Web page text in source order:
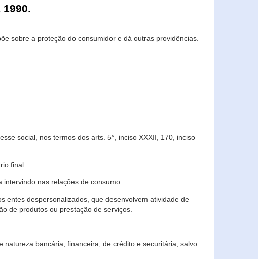
1990.
sobre a proteção do consumidor e dá outras providências.
social, nos termos dos arts. 5°, inciso XXXII, 170, inciso
final.
nas relações de consumo.
entes despersonalizados, que desenvolvem atividade de
de produtos ou prestação de serviços.
bancária, financeira, de crédito e securitária, salvo